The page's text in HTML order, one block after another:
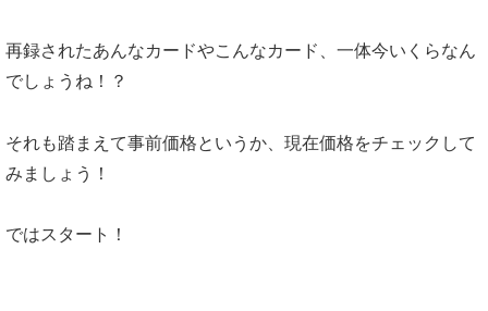
再録されたあんなカードやこんなカード、一体今いくらなん
でしょうね！？
それも踏まえて事前価格というか、現在価格をチェックして
みましょう！
ではスタート！